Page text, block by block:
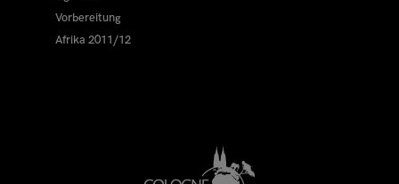
Vorbereitung
Afrika 2011/12